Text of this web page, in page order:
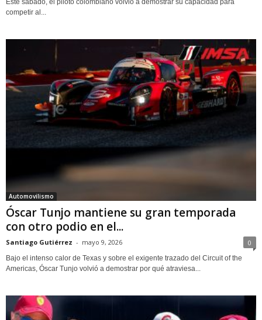
Este sábado, el piloto colombiano volvió a demostrar su capacidad para
competir al...
Automovilismo
Óscar Tunjo mantiene su gran temporada
con otro podio en el...
Santiago Gutiérrez - mayo 9, 2026 0
Bajo el intenso calor de Texas y sobre el exigente trazado del Circuit of the
Americas, Óscar Tunjo volvió a demostrar por qué atraviesa...